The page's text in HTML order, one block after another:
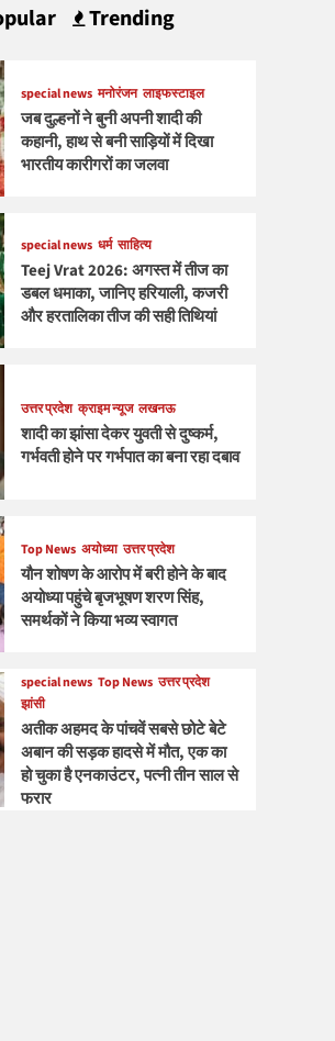
Trending
special news मनोरंजन लाइफस्टाइल
जब दुल्हनों ने बुनी अपनी शादी की
कहानी, हाथ से बनी साड़ियों में दिखा
भारतीय कारीगरों का जलवा
special news धर्म साहित्य
Teej Vrat 2026: अगस्त में तीज का
डबल धमाका, जानिए हरियाली, कजरी
और हरतालिका तीज की सही तिथियां
उत्तर प्रदेश क्राइम न्यूज लखनऊ
शादी का झांसा देकर युवती से दुष्कर्म,
गर्भवती होने पर गर्भपात का बना रहा दबाव
Top News अयोध्या उत्तर प्रदेश
यौन शोषण के आरोप में बरी होने के बाद
अयोध्या पहुंचे बृजभूषण शरण सिंह,
समर्थकों ने किया भव्य स्वागत
special news Top News उत्तर प्रदेश
झांसी
अतीक अहमद के पांचवें सबसे छोटे बेटे
अबान की सड़क हादसे में मौत, एक का
हो चुका है एनकाउंटर, पत्नी तीन साल से
फरार